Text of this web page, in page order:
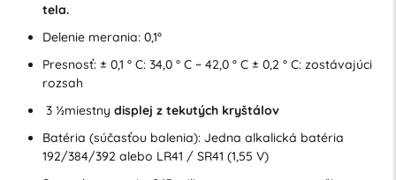
tela.
Delenie merania: 0,1º
Presnosť: ± 0,1 ° C: 34,0 ° C ~ 42,0 ° C ± 0,2 ° C: zostávajúci
rozsah
3 ½miestny displej z tekutých kryštálov
Batéria (súčasťou balenia): Jedna alkalická batéria
192/384/392 alebo LR41 / SR41 (1,55 V)